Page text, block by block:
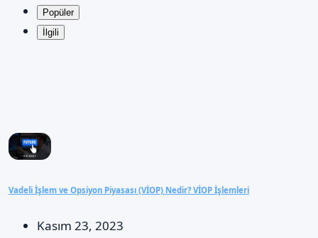
Popüler
İlgili
Vadeli İşlem ve Opsiyon Piyasası (VİOP) Nedir? VİOP İşlemleri
Kasım 23, 2023